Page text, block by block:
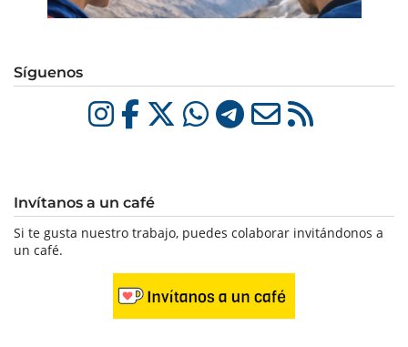
Síguenos
Invítanos a un café
Si te gusta nuestro trabajo, puedes colaborar invitándonos a
un café.